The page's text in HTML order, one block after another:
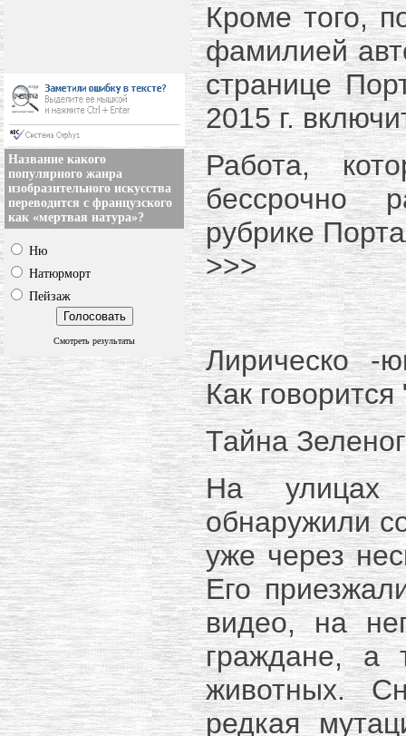
Название какого
популярного жанра
изобразительного искусства
переводится с французского
как «мертвая натура»?
Ню
Натюрморт
Пейзаж
Смотреть результаты
Кроме того,
фамилией
странице
2015 г.
Работа,
бессрочно
рубрике
>>>
Лирическо -
Как
Тайна
На улицах
обнаружили
уже через
Его
видео, на
граждане, а
животных.
редкая